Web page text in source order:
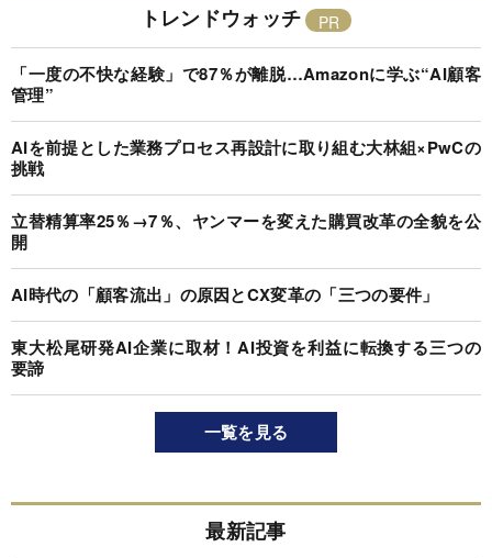
トレンドウォッチ
「一度の不快な経験」で87％が離脱…Amazonに学ぶ“AI顧客
管理”
AIを前提とした業務プロセス再設計に取り組む大林組×PwCの
挑戦
立替精算率25％→7％、ヤンマーを変えた購買改革の全貌を公
開
AI時代の「顧客流出」の原因とCX変革の「三つの要件」
東大松尾研発AI企業に取材！AI投資を利益に転換する三つの
要諦
一覧を見る
最新記事